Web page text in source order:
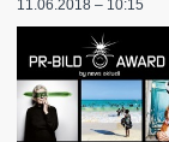
11.06.2018 – 10:15